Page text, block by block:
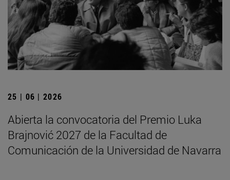
25 | 06 | 2026
Abierta la convocatoria del Premio Luka
Brajnović 2027 de la Facultad de
Comunicación de la Universidad de Navarra